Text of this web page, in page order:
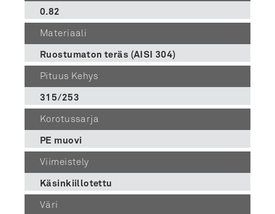
0.82
Materiaali
Ruostumaton teräs (AISI 304)
Pituus Kehys
315/253
Korotussarja
PE muovi
Viimeistely
Käsinkiillotettu
Väri